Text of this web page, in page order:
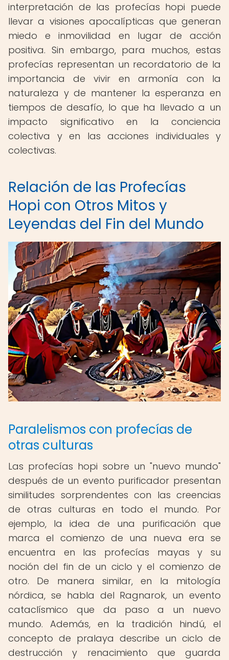
interpretación de las profecías hopi puede
llevar a visiones apocalípticas que generan
miedo e inmovilidad en lugar de acción
positiva. Sin embargo, para muchos, estas
profecías representan un recordatorio de la
importancia de vivir en armonía con la
naturaleza y de mantener la esperanza en
tiempos de desafío, lo que ha llevado a un
impacto significativo en la conciencia
colectiva y en las acciones individuales y
colectivas.
Relación de las Profecías
Hopi con Otros Mitos y
Leyendas del Fin del Mundo
Paralelismos con profecías de
otras culturas
Las profecías hopi sobre un "nuevo mundo"
después de un evento purificador presentan
similitudes sorprendentes con las creencias
de otras culturas en todo el mundo. Por
ejemplo, la idea de una purificación que
marca el comienzo de una nueva era se
encuentra en las profecías mayas y su
noción del fin de un ciclo y el comienzo de
otro. De manera similar, en la mitología
nórdica, se habla del Ragnarok, un evento
cataclísmico que da paso a un nuevo
mundo. Además, en la tradición hindú, el
concepto de pralaya describe un ciclo de
destrucción y renacimiento que guarda